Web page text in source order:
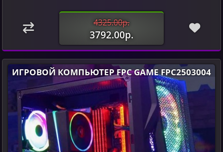
4325.00р.
3792.00р.
ИГРОВОЙ КОМПЬЮТЕР FPC GAME FPC2503004